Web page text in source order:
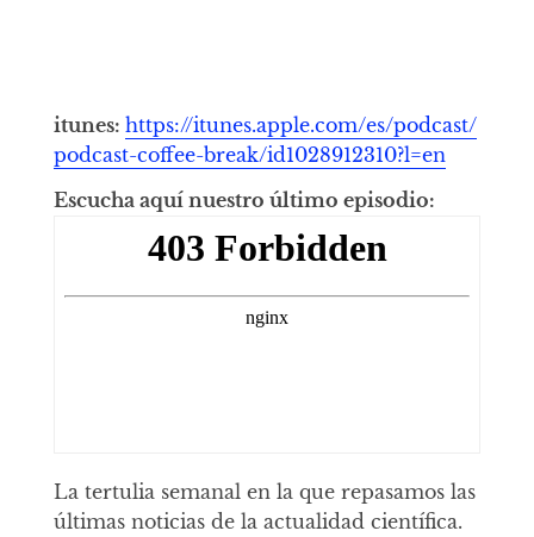
itunes: https://itunes.apple.com/es/podcast/
podcast-coffee-break/id1028912310?l=en
Escucha aquí nuestro último episodio:
La tertulia semanal en la que repasamos las
últimas noticias de la actualidad científica.